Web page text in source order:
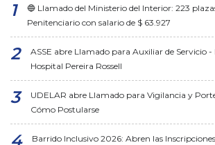
🔵 Llamado del Ministerio del Interior: 223
Penitenciario con salario de $ 63.927
ASSE abre Llamado para Auxiliar de Servicio -
Hospital Pereira Rossell
UDELAR abre Llamado para Vigilancia y
Cómo Postularse
Barrido Inclusivo 2026: Abren las